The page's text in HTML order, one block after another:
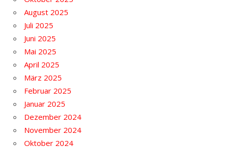
August 2025
Juli 2025
Juni 2025
Mai 2025
April 2025
März 2025
Februar 2025
Januar 2025
Dezember 2024
November 2024
Oktober 2024